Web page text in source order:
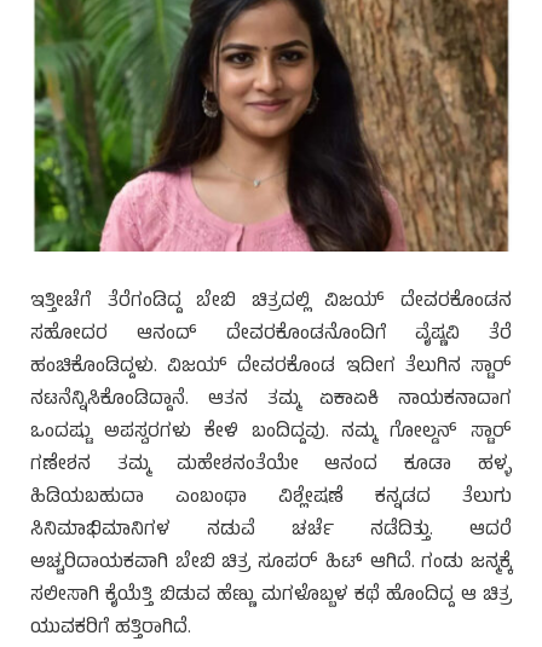
ಇತ್ತೀಚೆಗೆ ತೆರೆಗಂಡಿದ್ದ ಬೇಬಿ ಚಿತ್ರದಲ್ಲಿ ವಿಜಯ್ ದೇವರಕೊಂಡನ
ಸಹೋದರ ಆನಂದ್ ದೇವರಕೊಂಡನೊಂದಿಗೆ ವೈಷ್ಣವಿ ತೆರೆ
ಹಂಚಿಕೊಂಡಿದ್ದಳು. ವಿಜಯ್ ದೇವರಕೊಂಡ ಇದೀಗ ತೆಲುಗಿನ ಸ್ಟಾರ್
ನಟನೆನ್ನಿಸಿಕೊಂಡಿದ್ದಾನೆ. ಆತನ ತಮ್ಮ ಏಕಾಏಕಿ ನಾಯಕನಾದಾಗ
ಒಂದಷ್ಟು ಅಪಸ್ವರಗಳು ಕೇಳಿ ಬಂದಿದ್ದವು. ನಮ್ಮ ಗೋಲ್ಡನ್ ಸ್ಟಾರ್
ಗಣೇಶನ ತಮ್ಮ ಮಹೇಶನಂತೆಯೇ ಆನಂದ ಕೂಡಾ ಹಳ್ಳ
ಹಿಡಿಯಬಹುದಾ ಎಂಬಂಥಾ ವಿಶ್ಲೇಷಣೆ ಕನ್ನಡದ ತೆಲುಗು
ಸಿನಿಮಾಭಿಮಾನಿಗಳ ನಡುವೆ ಚರ್ಚೆ ನಡೆದಿತ್ತು. ಆದರೆ
ಅಚ್ಚರಿದಾಯಕವಾಗಿ ಬೇಬಿ ಚಿತ್ರ ಸೂಪರ್ ಹಿಟ್ ಆಗಿದೆ. ಗಂಡು ಜನ್ಮಕ್ಕೆ
ಸಲೀಸಾಗಿ ಕೈಯೆತ್ತಿ ಬಿಡುವ ಹೆಣ್ಣು ಮಗಳೊಬ್ಬಳ ಕಥೆ ಹೊಂದಿದ್ದ ಆ ಚಿತ್ರ
ಯುವಕರಿಗೆ ಹತ್ತಿರಾಗಿದೆ.